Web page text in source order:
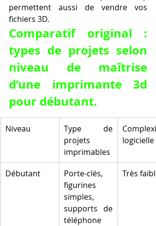
permettent aussi de vendre vos
fichiers 3D.
Comparatif original :
types de projets selon
niveau de maîtrise
d’une imprimante 3d
pour débutant.
Niveau
Type de
projets
imprimables
logicielle
Débutant
Porte-clés,
figurines
simples,
supports de
téléphone
Très faible